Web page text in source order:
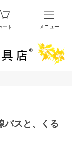
ート メニュー
バスと、くる